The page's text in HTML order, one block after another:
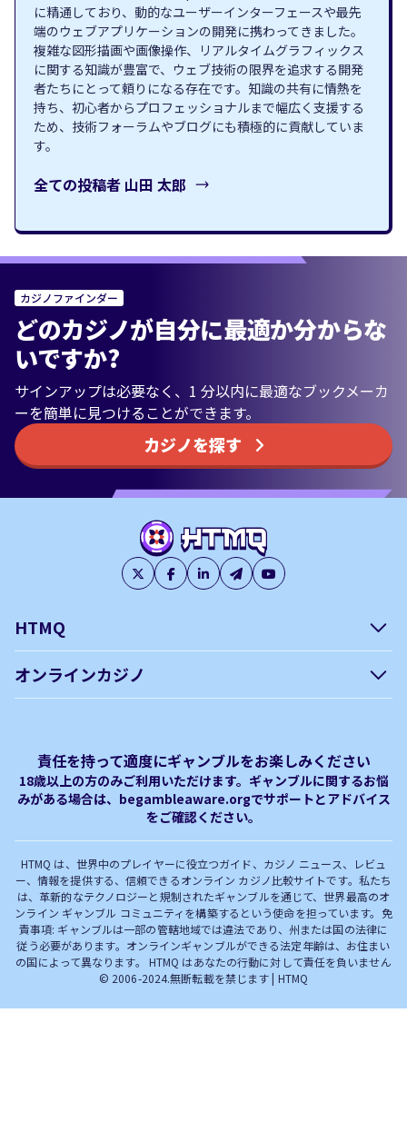
に精通しており、動的なユーザーインターフェースや最先
端のウェブアプリケーションの開発に携わってきました。
複雑な図形描画や画像操作、リアルタイムグラフィックス
に関する知識が豊富で、ウェブ技術の限界を追求する開発
者たちにとって頼りになる存在です。知識の共有に情熱を
持ち、初心者からプロフェッショナルまで幅広く支援する
ため、技術フォーラムやブログにも積極的に貢献していま
す。
全ての投稿者 山田 太郎
カジノファインダー
どのカジノが自分に最適か分からな
いですか?
サインアップは必要なく、1 分以内に最適なブックメーカ
ーを簡単に見つけることができます。
カジノを探す
HTMQ
オンラインカジノ
オンラインカジノ フリースピ
ン おすすめ
Plinko｜プリンコとは？
オンラインカジノ最新サイト
オンラインカジノボーナス
責任を持って適度にギャンブルをお楽しみください
18歳以上の方のみご利用いただけます。ギャンブルに関するお悩
みがある場合は、begambleaware.orgでサポートとアドバイス
をご確認ください。
HTMQ は、世界中のプレイヤーに役立つガイド、カジノ ニュース、レビュ
ー、情報を提供する、信頼できるオンライン カジノ比較サイトです。私たち
は、革新的なテクノロジーと規制されたギャンブルを通じて、世界最高のオ
ンライン ギャンブル コミュニティを構築するという使命を担っています。免
責事項: ギャンブルは一部の管轄地域では違法であり、州または国の法律に
従う必要があります。オンラインギャンブルができる法定年齢は、お住まい
の国によって異なります。 HTMQ はあなたの行動に対して責任を負いません
© 2006-2024.無断転載を禁じます | HTMQ